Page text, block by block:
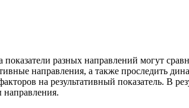
разных направлений могут
направления, а также проследить
на результативный показатель. В
направления.